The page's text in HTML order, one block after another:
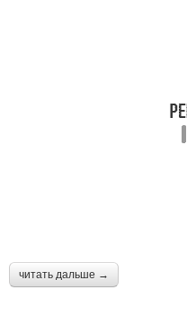
читать дальше →